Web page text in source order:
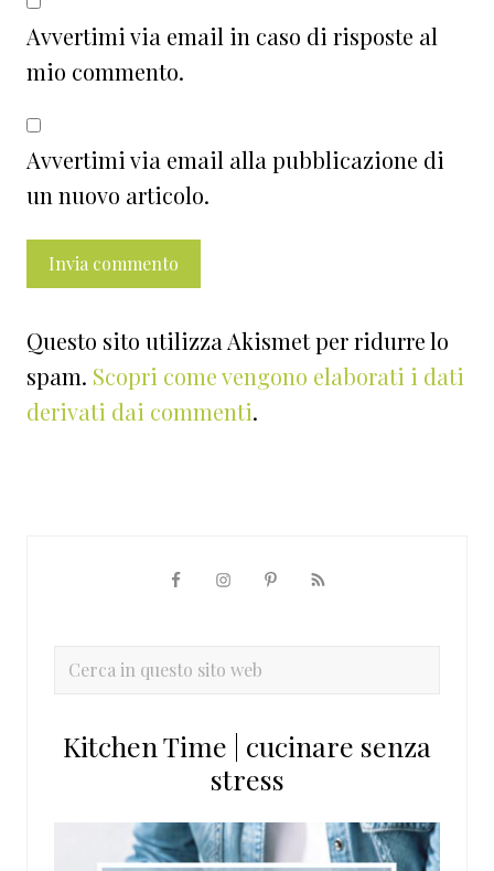
Avvertimi via email in caso di risposte al
mio commento.
Avvertimi via email alla pubblicazione di
un nuovo articolo.
Questo sito utilizza Akismet per ridurre lo
spam. Scopri come vengono elaborati i dati
derivati dai commenti.
primaria
Cerca
sito
Kitchen Time | cucinare senza
stress